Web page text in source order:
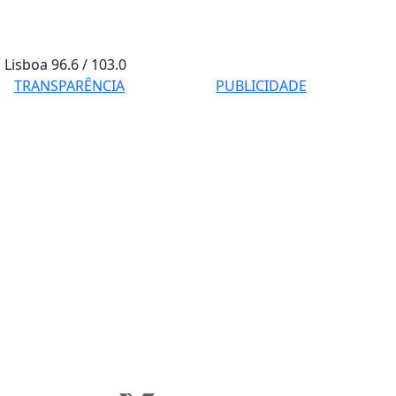
Lisboa96.6 / 103.0
TRANSPARÊNCIA
PUBLICIDADE